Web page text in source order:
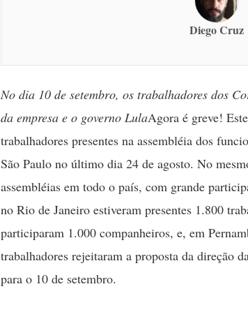
Diego Cruz
No dia 10 de setembro, os trabalhadores dos
da empresa e o governo LulaAgora é greve!
trabalhadores presentes na assembléia dos
São Paulo no último dia 24 de agosto. No
assembléias em todo o país, com grande
no Rio de Janeiro estiveram presentes 1.800
participaram 1.000 companheiros, e, em
trabalhadores rejeitaram a proposta da direção
para o 10 de setembro.